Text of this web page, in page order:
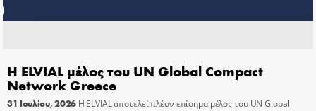
Η ELVIAL μέλος του UN Global Compact
Network Greece
31 Ιουλίου, 2026 Η ELVIAL αποτελεί πλέον επίσημα μέλος του UN Global